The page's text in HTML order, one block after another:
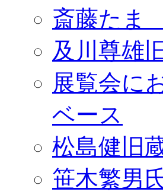
斎藤たま
及川尊雄
展覧会に
ベース
松島健旧
笹木繁男